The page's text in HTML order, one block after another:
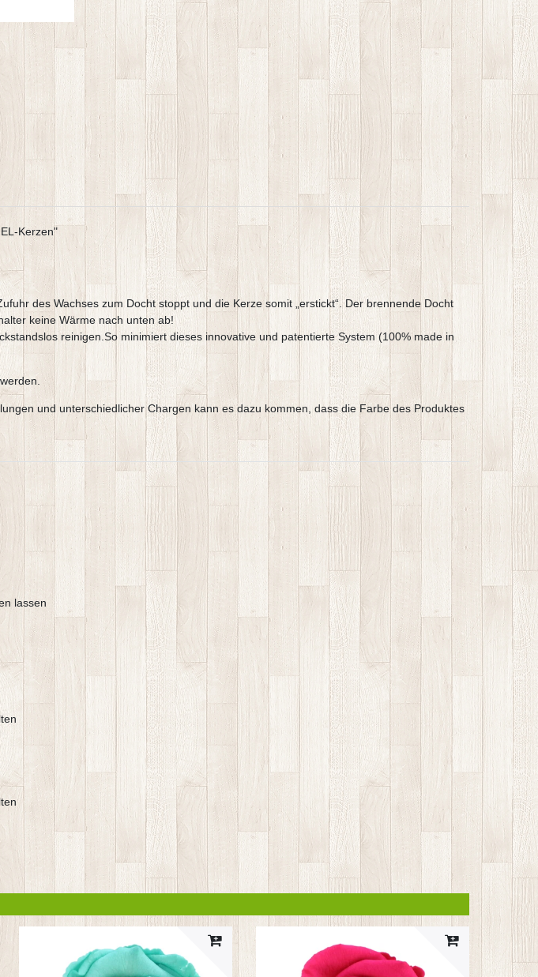
Kerzen"
des Wachses zum Docht stoppt und die Kerze somit „erstickt“. Der brennende Docht
keine Wärme nach unten ab!
reinigen.So minimiert dieses innovative und patentierte System (100% made in
und unterschiedlicher Chargen kann es dazu kommen, dass die Farbe des Produktes
lassen